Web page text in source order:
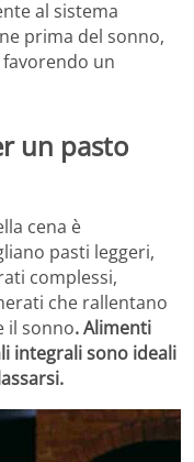
al sistema
prima del sonno,
un
un pasto
cena è
pasti leggeri,
complessi,
che rallentano
il sonno. Alimenti
integrali sono ideali